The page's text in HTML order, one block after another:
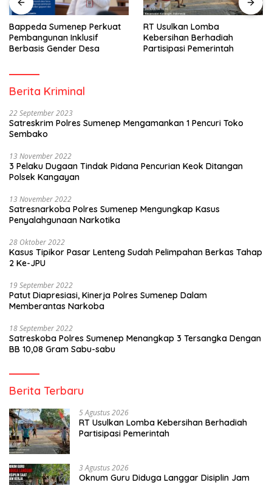
Bappeda Sumenep Perkuat
Pembangunan Inklusif
Berbasis Gender Desa
RT Usulkan Lomba
Kebersihan Berhadiah
Partisipasi Pemerintah
Berita Kriminal
22 September 2023
Satreskrim Polres Sumenep Mengamankan 1 Pencuri Toko
Sembako
13 November 2022
3 Pelaku Dugaan Tindak Pidana Pencurian Keok Ditangan
Polsek Kangayan
13 November 2022
Satresnarkoba Polres Sumenep Mengungkap Kasus
Penyalahgunaan Narkotika
28 Oktober 2022
Kasus Tipikor Pasar Lenteng Sudah Pelimpahan Berkas Tahap
2 Ke-JPU
19 September 2022
Patut Diapresiasi, Kinerja Polres Sumenep Dalam
Memberantas Narkoba
18 September 2022
Satreskoba Polres Sumenep Menangkap 3 Tersangka Dengan
BB 10,08 Gram Sabu-sabu
Berita Terbaru
5 Agustus 2026
RT Usulkan Lomba Kebersihan Berhadiah
Partisipasi Pemerintah
3 Agustus 2026
Oknum Guru Diduga Langgar Disiplin Jam